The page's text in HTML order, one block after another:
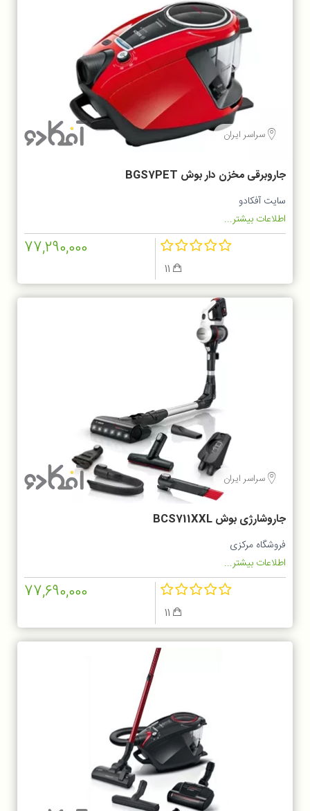
سراسر ایران
جاروبرقی مخزن دار بوش BGS7PET
سایت آفکادو
اطلاعات بیشتر...
11
77,290,000
سراسر ایران
جاروشارژی بوش BCS711XXL
فروشگاه مرکزی
اطلاعات بیشتر...
11
77,690,000